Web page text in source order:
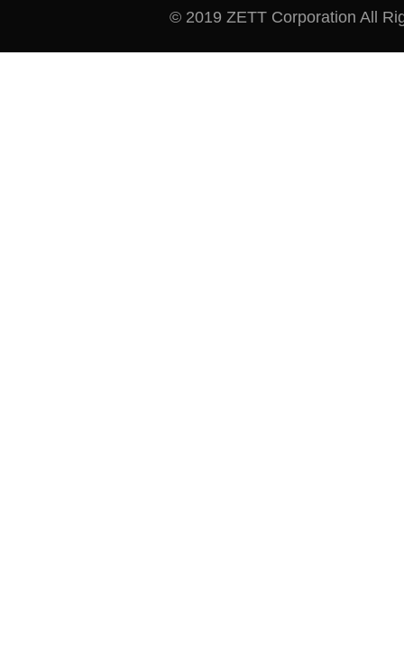
© 2019 ZETT Corporation All